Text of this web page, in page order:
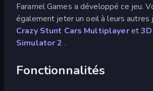
Faramel Games a développé ce jeu.
également jeter un oeil à leurs autres
Crazy Stunt Cars Multiplayeret
Simulator 2 .
Fonctionnalités